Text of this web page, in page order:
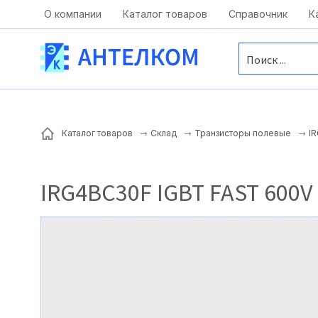
Москва, ул. Московская, д.1 офис 1
О компании Каталог товаров Справочник
Каталог товаров Склад Транзисторы полевые
IRG4BC30F IGBT FAST